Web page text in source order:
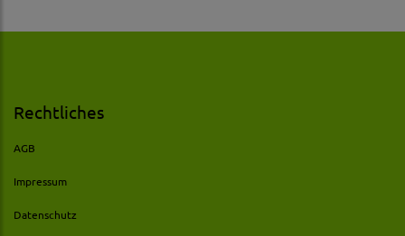
Rechtliches
AGB
Impressum
Datenschutz